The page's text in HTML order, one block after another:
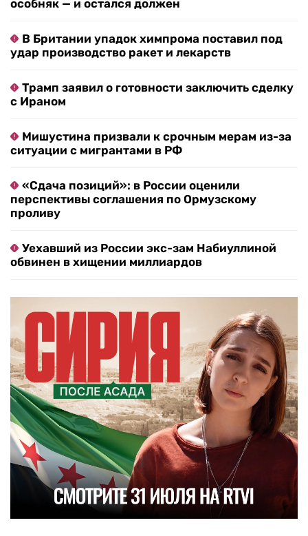
особняк — и остался должен
В Британии упадок химпрома поставил под
удар производство ракет и лекарств
Трамп заявил о готовности заключить сделку
с Ираном
Мишустина призвали к срочным мерам из-за
ситуации с мигрантами в РФ
«Сдача позиций»: в России оценили
перспективы соглашения по Ормузскому
проливу
Уехавший из России экс-зам Набиуллиной
обвинен в хищении миллиардов